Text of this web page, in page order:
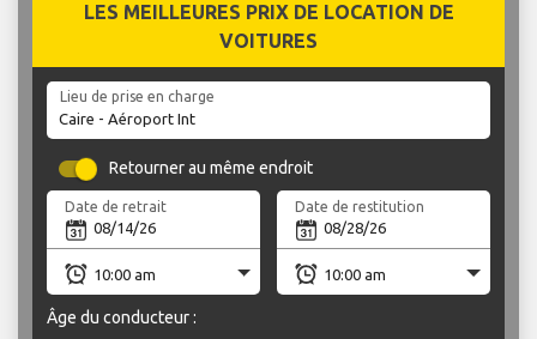
LES MEILLEURES PRIX DE LOCATION DE
VOITURES
Lieu de prise en charge
Retourner au même endroit
Date de retrait Date de restitution
Âge du conducteur :